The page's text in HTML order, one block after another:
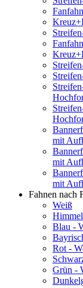
mit
mit
mit
Fahnen nach
Weiß
Blau -
Rot -
Grün -